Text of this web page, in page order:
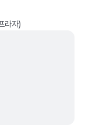
라자)